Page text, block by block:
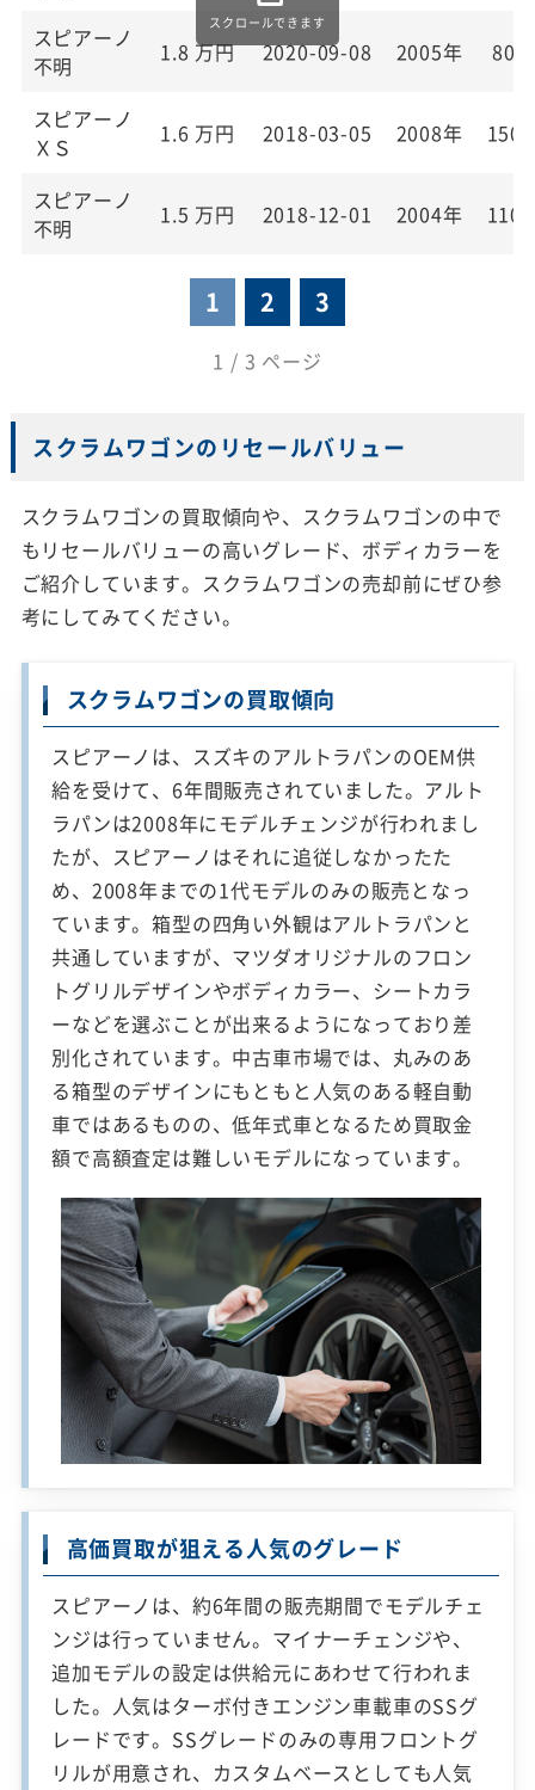
スピアーノ
不明
1.8 万円 2020-09-08 2005年
スピアーノ
ＸＳ
1.6 万円 2018-03-05 2008年
スピアーノ
不明
1.5 万円 2018-12-01 2004年
1 2 3
1 / 3 ページ
スクラムワゴンのリセールバリュー
スクラムワゴンの買取傾向や、スクラムワゴンの中で
もリセールバリューの高いグレード、ボディカラーを
ご紹介しています。スクラムワゴンの売却前にぜひ参
考にしてみてください。
スクラムワゴンの買取傾向
スピアーノは、スズキのアルトラパンのOEM供
給を受けて、6年間販売されていました。アルト
ラパンは2008年にモデルチェンジが行われまし
たが、スピアーノはそれに追従しなかったた
め、2008年までの1代モデルのみの販売となっ
ています。箱型の四角い外観はアルトラパンと
共通していますが、マツダオリジナルのフロン
トグリルデザインやボディカラー、シートカラ
ーなどを選ぶことが出来るようになっており差
別化されています。中古車市場では、丸みのあ
る箱型のデザインにもともと人気のある軽自動
車ではあるものの、低年式車となるため買取金
額で高額査定は難しいモデルになっています。
高価買取が狙える人気のグレード
スピアーノは、約6年間の販売期間でモデルチェ
ンジは行っていません。マイナーチェンジや、
追加モデルの設定は供給元にあわせて行われま
した。人気はターボ付きエンジン車載車のSSグ
レードです。SSグレードのみの専用フロントグ
リルが用意され、カスタムベースとしても人気